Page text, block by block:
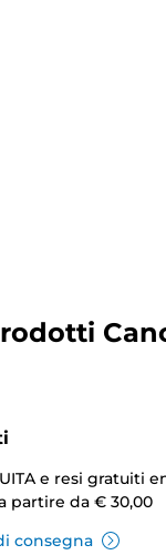
e resi gratuiti
partire da € 30,00
consegna